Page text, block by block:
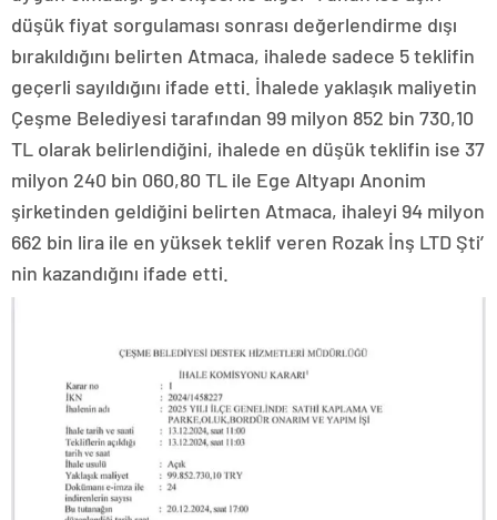
düşük fiyat sorgulaması sonrası değerlendirme dışı
bırakıldığını belirten Atmaca, ihalede sadece 5 teklifin
geçerli sayıldığını ifade etti. İhalede yaklaşık maliyetin
Çeşme Belediyesi tarafından 99 milyon 852 bin 730,10
TL olarak belirlendiğini, ihalede en düşük teklifin ise 37
milyon 240 bin 060,80 TL ile Ege Altyapı Anonim
şirketinden geldiğini belirten Atmaca, ihaleyi 94 milyon
662 bin lira ile en yüksek teklif veren Rozak İnş LTD Şti’
nin kazandığını ifade etti.